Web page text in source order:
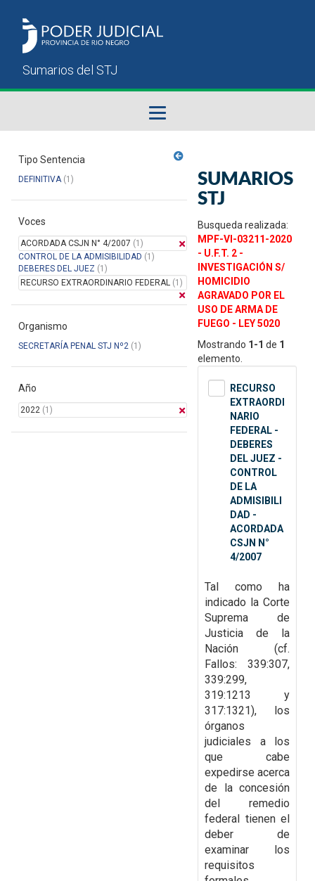
Sumarios del STJ
Manual del Usuario
Tipo Sentencia
DEFINITIVA(1)
Voces
ACORDADA CSJN N° 4/2007 (1)
CONTROL DE LA ADMISIBILIDAD (1)
DEBERES DEL JUEZ (1)
RECURSO EXTRAORDINARIO FEDERAL (1)
Organismo
SECRETARÍA PENAL STJ Nº2 (1)
Año
2022 (1)
SUMARIOS
STJ
Busqueda realizada:
MPF-VI-03211-2020
- U.F.T. 2 -
INVESTIGACIÓN S/
HOMICIDIO
AGRAVADO POR EL
USO DE ARMA DE
FUEGO - LEY 5020
Mostrando 1-1 de 1
elemento.
RECURSO
EXTRAORDI
NARIO
FEDERAL -
DEBERES
DEL JUEZ -
CONTROL
DE LA
ADMISIBILI
DAD -
ACORDADA
CSJN N°
4/2007
Tal como ha
indicado la Corte
Suprema de
Justicia de la
Nación (cf.
Fallos: 339:307,
339:299,
319:1213 y
317:1321), los
órganos
judiciales a los
que cabe
expedirse acerca
de la concesión
del remedio
federal tienen el
deber de
examinar los
requisitos